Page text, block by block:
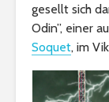
gesellt sich
Odin”, einer
Soquet, im